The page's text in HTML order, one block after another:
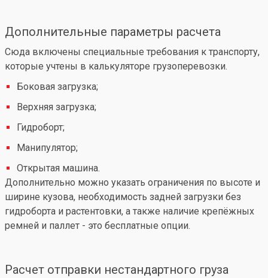
Дополнительные параметры расчета
Сюда включены специальные требования к транспорту,
которые учтены в калькуляторе грузоперевозки.
Боковая загрузка;
Верхняя загрузка;
Гидроборт;
Манипулятор;
Открытая машина.
Дополнительно можно указать ограничения по высоте и
ширине кузова, необходимость задней загрузки без
гидроборта и растентовки, а также наличие крепёжных
ремней и паллет - это бесплатные опции.
Расчет отправки нестандартного груза